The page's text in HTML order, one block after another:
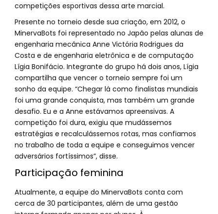
competições esportivas dessa arte marcial.
Presente no torneio desde sua criação, em 2012, o
MinervaBots foi representado no Japão pelas alunas de
engenharia mecânica Anne Victória Rodrigues da
Costa e de engenharia eletrônica e de computação
Lígia Bonifácio. Integrante do grupo há dois anos, Lígia
compartilha que vencer o torneio sempre foi um
sonho da equipe. “Chegar lá como finalistas mundiais
foi uma grande conquista, mas também um grande
desafio. Eu e a Anne estávamos apreensivas. A
competição foi dura, exigiu que mudássemos
estratégias e recalculássemos rotas, mas confiamos
no trabalho de toda a equipe e conseguimos vencer
adversários fortíssimos”, disse.
Participação feminina
Atualmente, a equipe do MinervaBots conta com
cerca de 30 participantes, além de uma gestão